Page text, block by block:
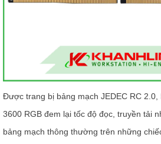
Được trang bị bảng mạch JEDEC RC 2.0,
3600 RGB đem lại tốc độ đọc, truyền tải
bảng mạch thông thường trên những